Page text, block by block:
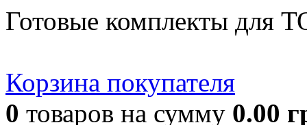
Готовые комплекты для
Корзина покупателя
0 товаров на сумму 0.00